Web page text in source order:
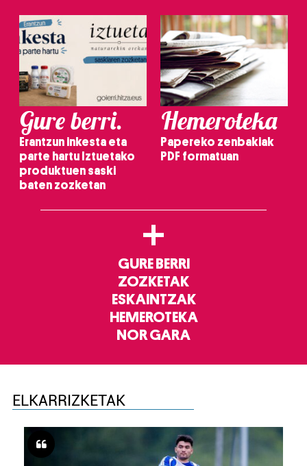
Gure berri.
Erantzun inkesta eta
parte hartu Iztuetako
produktuen saski
baten zozketan
Hemeroteka
Papereko zenbakiak
PDF formatuan
+
GURE BERRI
ZOZKETAK
ESKAINTZAK
HEMEROTEKA
NOR GARA
ELKARRIZKETAK